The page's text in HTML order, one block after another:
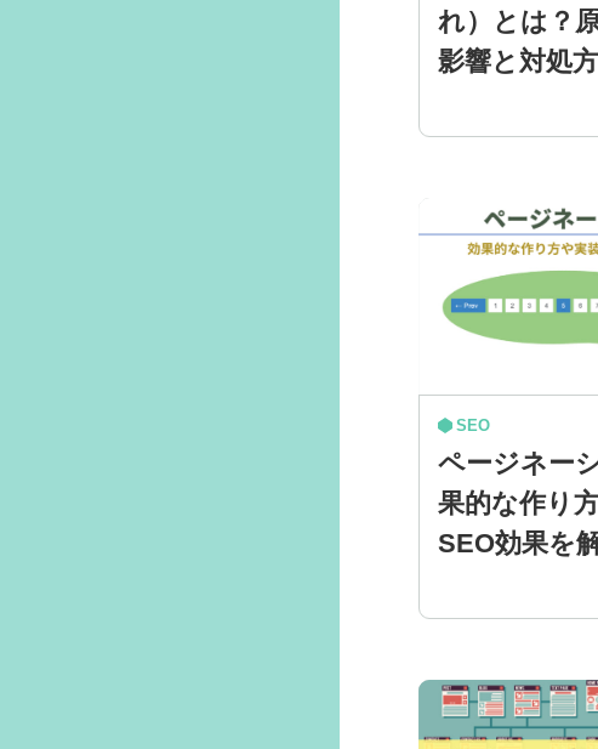
れ）とは？
影響と対処
SEO
ページネー
果的な作り
SEO効果を